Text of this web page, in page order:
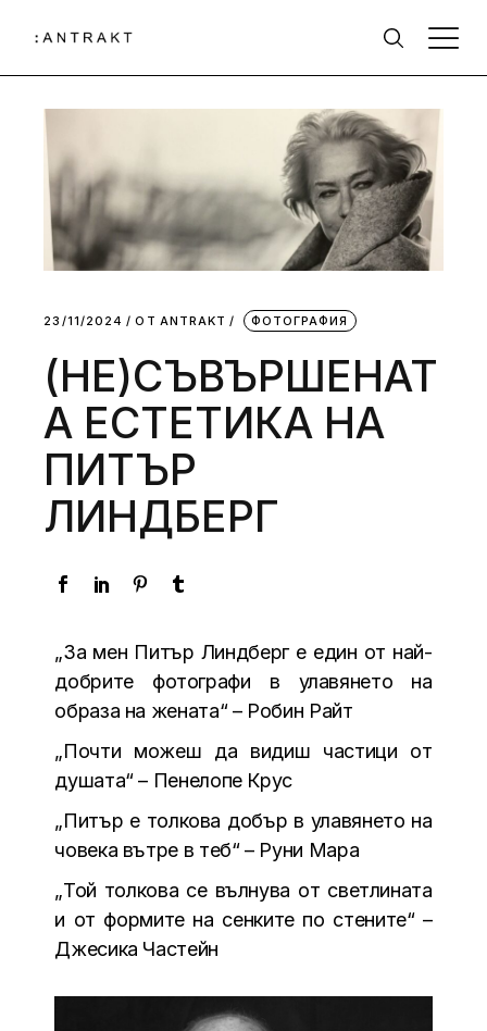
23/11/2024 ОТ АNTRAKT ФОТОГРАФИЯ
(НЕ)СЪВЪРШЕНАТ
А ЕСТЕТИКА НА
ПИТЪР
ЛИНДБЕРГ
„За мен Питър Линдберг е един от най-
добрите фотографи в улавянето на
образа на жената“ – Робин Райт
„Почти можеш да видиш частици от
душата“ – Пенелопе Крус
„Питър е толкова добър в улавянето на
човека вътре в теб“ – Руни Мара
„Той толкова се вълнува от светлината
и от формите на сенките по стените“ –
Джесика Частейн